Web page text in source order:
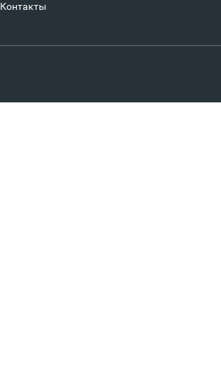
Контакты